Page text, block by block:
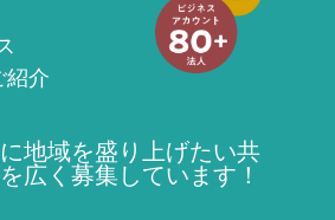
紹介
に地域を盛り上げたい共
広く募集しています！